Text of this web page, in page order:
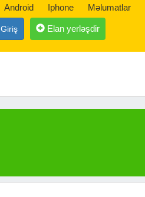
Android Iphone Məlumatlar
Giriş Elan yerləşdir